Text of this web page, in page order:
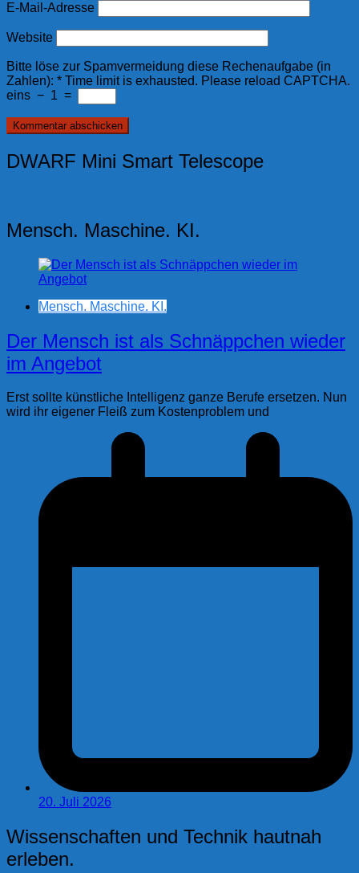
E-Mail-Adresse
Website
Bitte löse zur Spamvermeidung diese Rechenaufgabe (in
Zahlen): * Time limit is exhausted. Please reload CAPTCHA.
eins − 1 =
DWARF Mini Smart Telescope
Mensch. Maschine. KI.
Mensch. Maschine. KI.
Der Mensch ist als Schnäppchen wieder
im Angebot
Erst sollte künstliche Intelligenz ganze Berufe ersetzen. Nun
wird ihr eigener Fleiß zum Kostenproblem und
20. Juli 2026
Wissenschaften und Technik hautnah
erleben.